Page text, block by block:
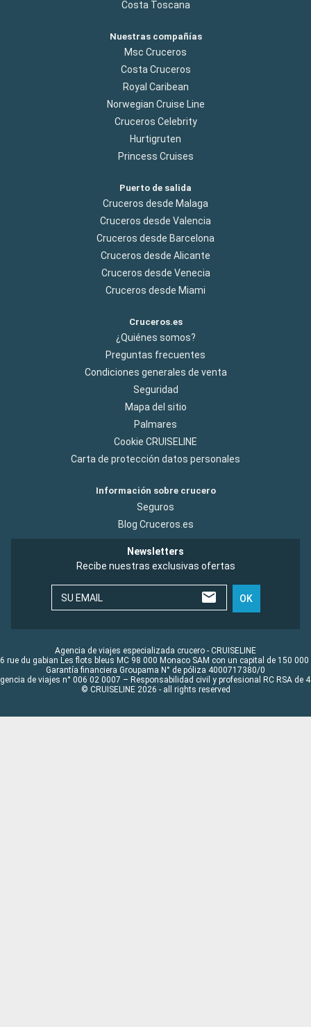
Costa Toscana
Nuestras compañías
Msc Cruceros
Costa Cruceros
Royal Caribean
Norwegian Cruise Line
Cruceros Celebrity
Hurtigruten
Princess Cruises
Puerto de salida
Cruceros desde Malaga
Cruceros desde Valencia
Cruceros desde Barcelona
Cruceros desde Alicante
Cruceros desde Venecia
Cruceros desde Miami
Cruceros.es
¿Quiénes somos?
Preguntas frecuentes
Condiciones generales de venta
Seguridad
Mapa del sitio
Palmares
Cookie CRUISELINE
Carta de protección datos personales
Información sobre crucero
Seguros
Blog Cruceros.es
Newsletters
Recibe nuestras exclusivas ofertas
SU EMAIL OK
Agencia de viajes especializada crucero - CRUISELINE
rue du gabian Les flots bleus MC 98 000 Monaco SAM con un capital de 150 000
Garantía financiera Groupama N° de póliza 4000717380/0
de viajes n° 006 02 0007 – Responsabilidad civil y profesional RC RSA de
© CRUISELINE 2026 - all rights reserved